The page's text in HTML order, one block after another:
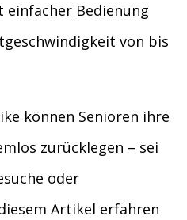
Bedienung
von bis
können Senioren ihre
zurücklegen – sei
oder
Artikel erfahren